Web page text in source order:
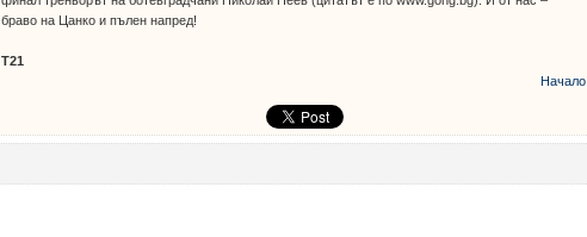
браво на Цанко и пълен напред!
Т21
Начало